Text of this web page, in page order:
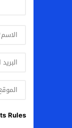
Rules :